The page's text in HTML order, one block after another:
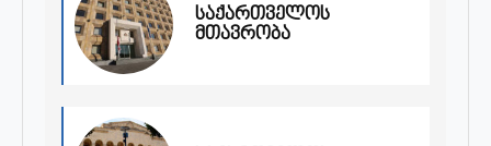
საქართველოს
მთავრობა